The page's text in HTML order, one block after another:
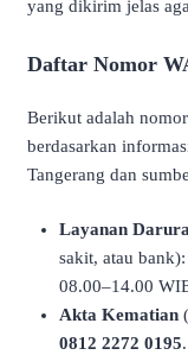
yang dikirim jelas
Daftar Nomor
Berikut adalah
berdasarkan
Tangerang dan
Layanan
sakit, atau
08.00–14.00
Akta Kematian
0812 2272 0195.